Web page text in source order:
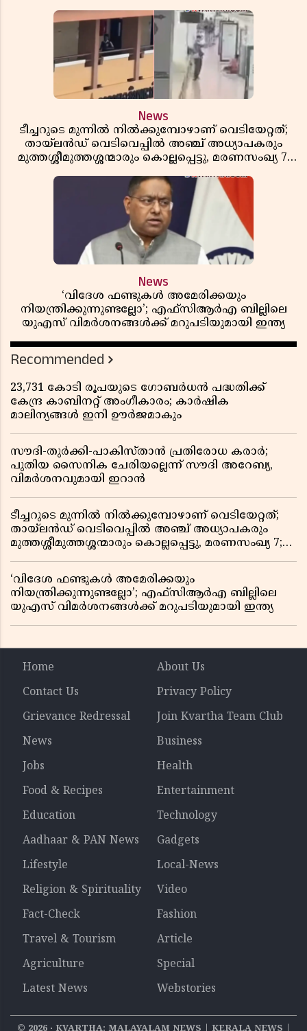
News
ടീച്ചറുടെ മുന്നിൽ നിൽക്കുമ്പോഴാണ് വെടിയേറ്റത്;
തായ്‌ലൻഡ് വെടിവെപ്പിൽ അഞ്ച് അധ്യാപകരും
മുത്തശ്ശീമുത്തശ്ശന്മാരും കൊല്ലപ്പെട്ടു, മരണസംഖ്യ 7;
News
‘വിദേശ ഫണ്ടുകൾ അമേരിക്കയും
നിയന്ത്രിക്കുന്നുണ്ടല്ലോ’; എഫ്സിആർഎ ബില്ലിലെ
യുഎസ് വിമർശനങ്ങൾക്ക് മറുപടിയുമായി ഇന്ത്യ
Recommended
23,731 കോടി രൂപയുടെ ഗോബർധൻ പദ്ധതിക്ക്
കേന്ദ്ര കാബിനറ്റ് അംഗീകാരം; കാർഷിക
മാലിന്യങ്ങൾ ഇനി ഊർജമാകും
സൗദി-തുർക്കി-പാകിസ്താൻ പ്രതിരോധ കരാർ;
പുതിയ സൈനിക ചേരിയല്ലെന്ന് സൗദി അറേബ്യ,
വിമർശനവുമായി ഇറാൻ
ടീച്ചറുടെ മുന്നിൽ നിൽക്കുമ്പോഴാണ് വെടിയേറ്റത്;
തായ്‌ലൻഡ് വെടിവെപ്പിൽ അഞ്ച് അധ്യാപകരും
മുത്തശ്ശീമുത്തശ്ശന്മാരും കൊല്ലപ്പെട്ടു, മരണസംഖ്യ 7;
‘വിദേശ ഫണ്ടുകൾ അമേരിക്കയും
നിയന്ത്രിക്കുന്നുണ്ടല്ലോ’; എഫ്സിആർഎ ബില്ലിലെ
യുഎസ് വിമർശനങ്ങൾക്ക് മറുപടിയുമായി ഇന്ത്യ
Home
About Us
Contact Us
Privacy Policy
Grievance Redressal
Join Kvartha Team Club
News
Business
Jobs
Health
Food & Recipes
Entertainment
Education
Technology
Aadhaar & PAN News
Gadgets
Lifestyle
Local-News
Religion & Spirituality
Video
Fact-Check
Fashion
Travel & Tourism
Article
Agriculture
Special
Latest News
Webstories